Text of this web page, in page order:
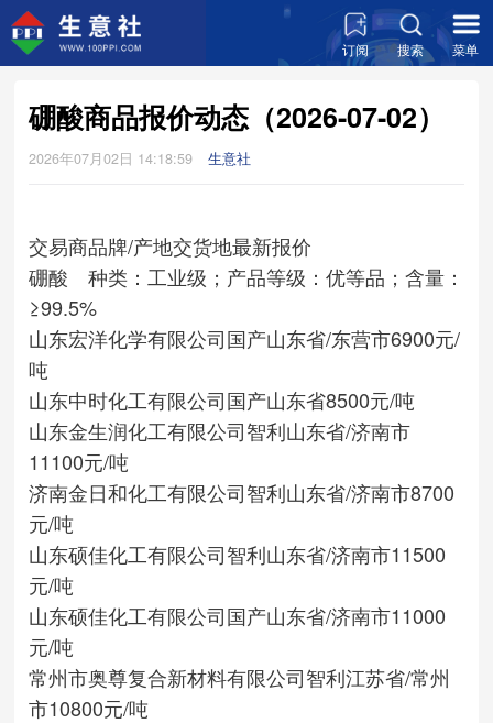
订阅 搜索 菜单
硼酸商品报价动态（2026-07-02）
2026年07月02日 14:18:59 生意社
交易商品牌/产地交货地最新报价
硼酸 种类：工业级；产品等级：优等品；含量：
≥99.5%
山东宏洋化学有限公司国产山东省/东营市6900元/
吨
山东中时化工有限公司国产山东省8500元/吨
山东金生润化工有限公司智利山东省/济南市
11100元/吨
济南金日和化工有限公司智利山东省/济南市8700
元/吨
山东硕佳化工有限公司智利山东省/济南市11500
元/吨
山东硕佳化工有限公司国产山东省/济南市11000
元/吨
常州市奥尊复合新材料有限公司智利江苏省/常州
市10800元/吨